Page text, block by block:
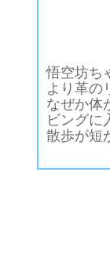
悟空坊ち
より革の
なぜか体
ビングに
散歩が短